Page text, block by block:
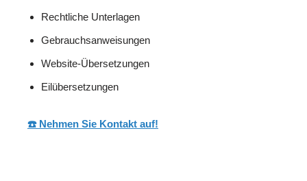
Rechtliche Unterlagen
Gebrauchsanweisungen
Website-Übersetzungen
Eilübersetzungen
☎️ Nehmen Sie Kontakt auf!